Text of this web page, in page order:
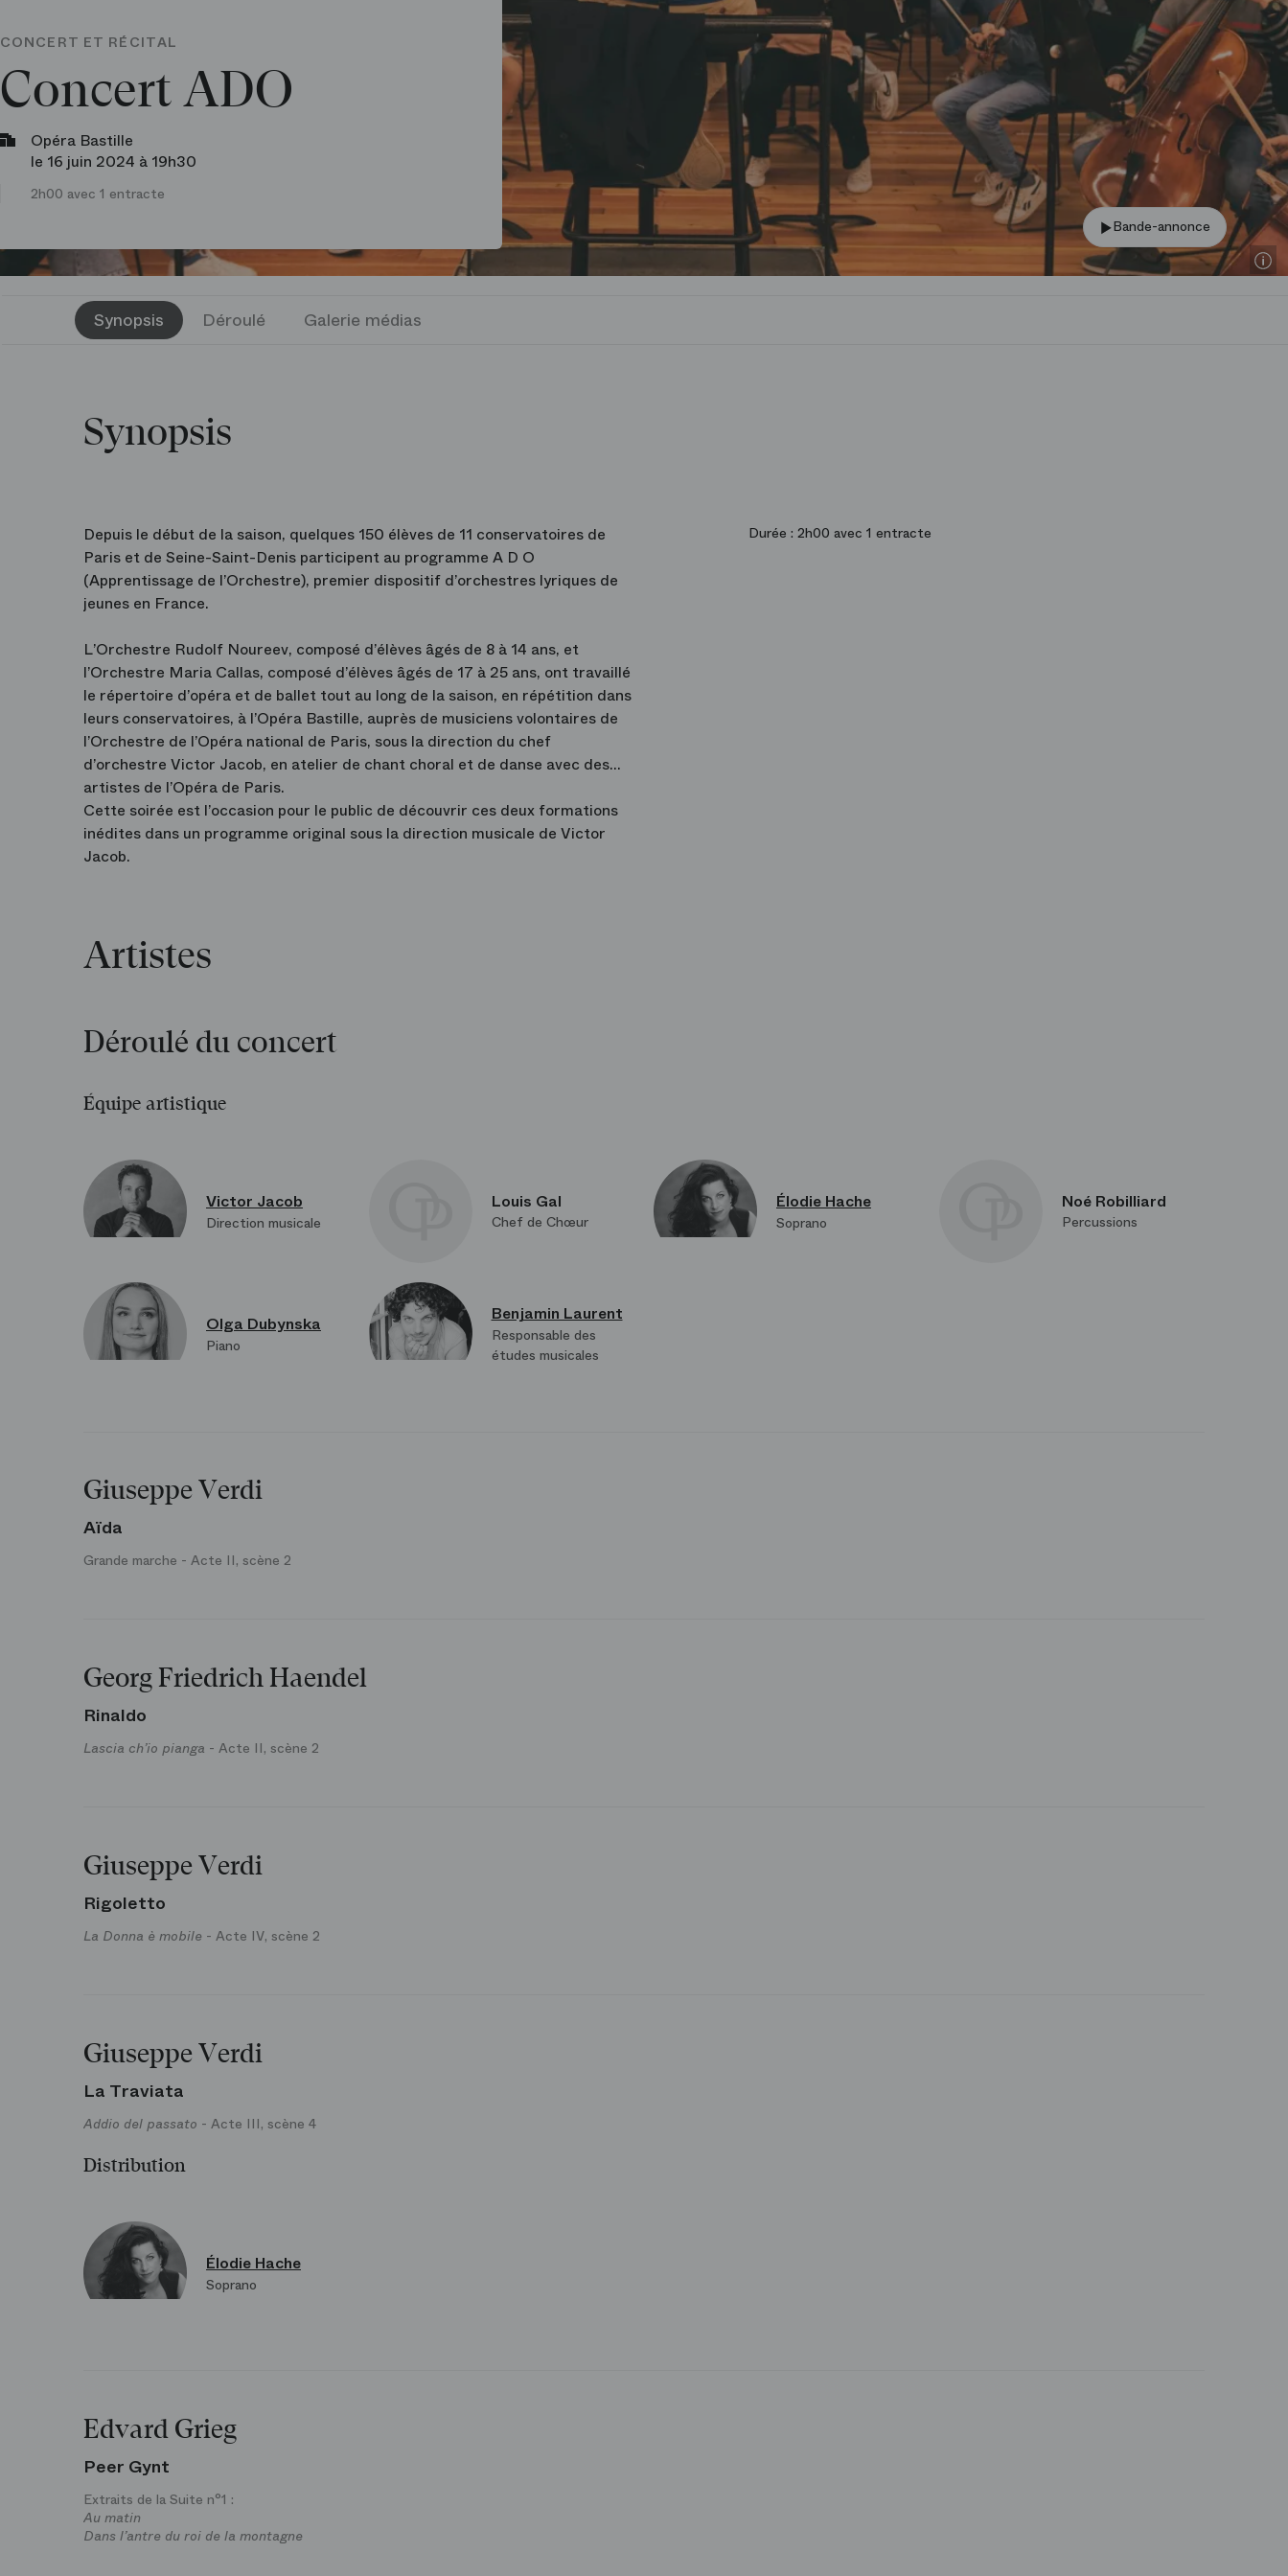
CONCERT ET RÉCITAL
Concert ADO
Opéra Bastille
le 16 juin 2024 à 19h30
2h00 avec 1 entracte
Bande-annonce
Synopsis Déroulé Galerie médias
Synopsis
Depuis le début de la saison, quelques 150 élèves de 11 conservatoires de
Paris et de Seine-Saint-Denis participent au programme A D O
(Apprentissage de l’Orchestre), premier dispositif d’orchestres lyriques de
jeunes en France.
L’Orchestre Rudolf Noureev, composé d’élèves âgés de 8 à 14 ans, et
l’Orchestre Maria Callas, composé d’élèves âgés de 17 à 25 ans, ont travaillé
le répertoire d’opéra et de ballet tout au long de la saison, en répétition dans
leurs conservatoires, à l’Opéra Bastille, auprès de musiciens volontaires de
l’Orchestre de l’Opéra national de Paris, sous la direction du chef
d’orchestre Victor Jacob, en atelier de chant choral et de danse avec des
artistes de l’Opéra de Paris.
Cette soirée est l’occasion pour le public de découvrir ces deux formations
inédites dans un programme original sous la direction musicale de Victor
Jacob.
Durée : 2h00 avec 1 entracte
Artistes
Déroulé du concert
Équipe artistique
Victor Jacob
Direction musicale
Louis Gal
Chef de Chœur
Élodie Hache
Soprano
Noé Robilliard
Percussions
Olga Dubynska
Piano
Benjamin Laurent
Responsable des
études musicales
Giuseppe Verdi
Aïda
Grande marche - Acte II, scène 2
Georg Friedrich Haendel
Rinaldo
Lascia ch’io pianga - Acte II, scène 2
Giuseppe Verdi
Rigoletto
La Donna è mobile - Acte IV, scène 2
Giuseppe Verdi
La Traviata
Addio del passato - Acte III, scène 4
Distribution
Élodie Hache
Soprano
Edvard Grieg
Peer Gynt
Extraits de la Suite n°1 :
Au matin
Dans l’antre du roi de la montagne